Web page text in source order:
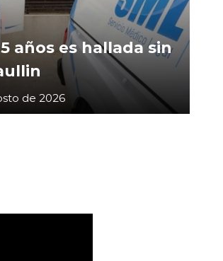
años es hallada sin
de 2026